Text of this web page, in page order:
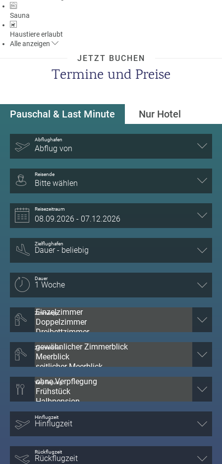
Sauna
Haustiere erlaubt
Alleanzeigen
JETZT BUCHEN
Termine und Preise
Pauschal & Last Minute Nur Hotel
Abflughafen
Abflug von
Reisende
Bitte wählen
Reisezeitraum
Zielflughafen
Dauer
Zimmertyp
Zimmerblick
Verpflegung
Hinflugzeit
Rückflugzeit